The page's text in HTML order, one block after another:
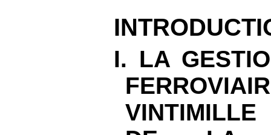
I. LA
VINTIMILLE